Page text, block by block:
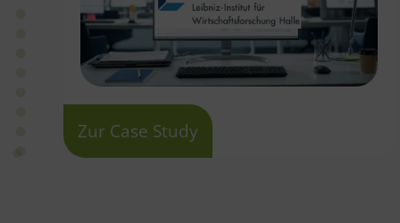
Zur Case Study